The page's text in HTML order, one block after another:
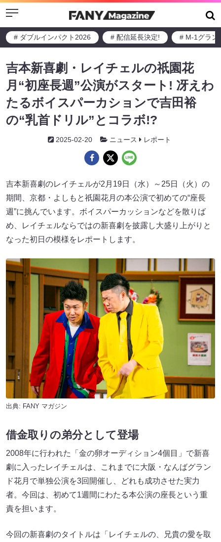
Menu
# ダブルインパクト2026 # 配信延長決定! # M-1グラン
吉本新喜劇・レイチェルの祇園花
月“初座長週”公演がスタート! 冴えわ
たるボイスパーカションで吉田裕
の“乳首ドリル”とコラボ!?
2025-02-20 ニュース レポート
吉本新喜劇のレイチェルが2月19日（水）～25日（火）の
期間、京都・よしもと祇園花月の本公演で初めての“座長
週”に挑んでいます。ボイスパーカッションなどを散りば
め、レイチェルならではの新喜劇を披露し大盛り上がりと
なった初日の模様をレポートします。
出典: FANY マガジン
借金取りの弟分として登場
2008年に行われた「金の卵オーディション4個目」で新喜
劇に入ったレイチェルは、これまでに大阪・なんばグラン
ド花月で単独公演を3回開催し、どれも成功させた実力
者。今回は、初めて1週間にわたる本公演の座長という重
責を担います。
今回の新喜劇のタイトルは「レイチェルの、兄貴の愛を取